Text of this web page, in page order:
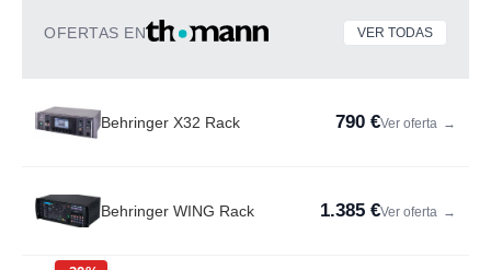
OFERTAS EN VER TODAS
Behringer X32 Rack 790 €Ver oferta →
Behringer WING Rack 1.385 €Ver oferta →